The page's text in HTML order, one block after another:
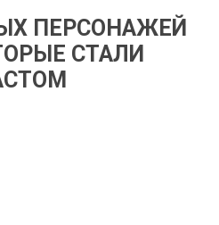
ПЕРСОНАЖЕЙ
СТАЛИ